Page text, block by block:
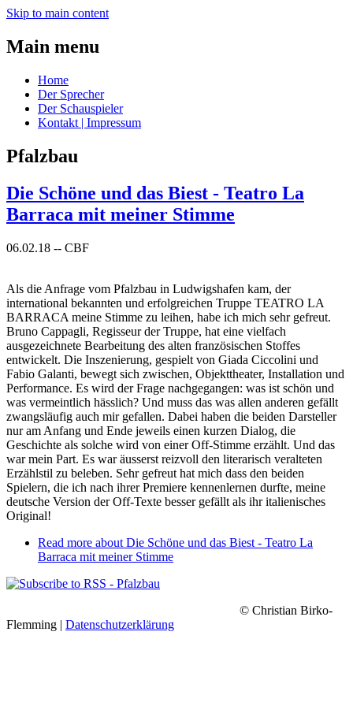
Skip to main content
Main menu
Home
Der Sprecher
Der Schauspieler
Kontakt | Impressum
Pfalzbau
Die Schöne und das Biest - Teatro La
Barraca mit meiner Stimme
06.02.18 -- CBF
Als die Anfrage vom Pfalzbau in Ludwigshafen kam, der
international bekannten und erfolgreichen Truppe TEATRO LA
BARRACA meine Stimme zu leihen, habe ich mich sehr gefreut.
Bruno Cappagli, Regisseur der Truppe, hat eine vielfach
ausgezeichnete Bearbeitung des alten französischen Stoffes
entwickelt. Die Inszenierung, gespielt von Giada Ciccolini und
Fabio Galanti, bewegt sich zwischen, Objekttheater, Installation und
Performance. Es wird der Frage nachgegangen: was ist schön und
was vermeintlich hässlich? Und muss das was allen anderen gefällt
zwangsläufig auch mir gefallen. Dabei haben die beiden Darsteller
nur am Anfang und Ende jeweils einen kurzen Dialog, die
Geschichte als solche wird von einer Off-Stimme erzählt. Und das
war mein Part. Es war äusserst reizvoll den literarisch veralteten
Erzählstil zu beleben. Sehr gefreut hat mich dass den beiden
Spielern, die ich nach ihrer Premiere kennenlernen durfte, meine
deutsche Version der Off-Texte besser gefällt als ihr italienisches
Original!
Read more about Die Schöne und das Biest - Teatro La
Barraca mit meiner Stimme
© Christian Birko-
Flemming | Datenschutzerklärung